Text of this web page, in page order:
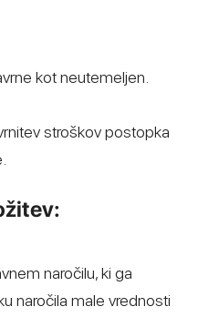
kot neutemeljen.
stroškov postopka
naročilu, ki ga
naročila male vrednosti